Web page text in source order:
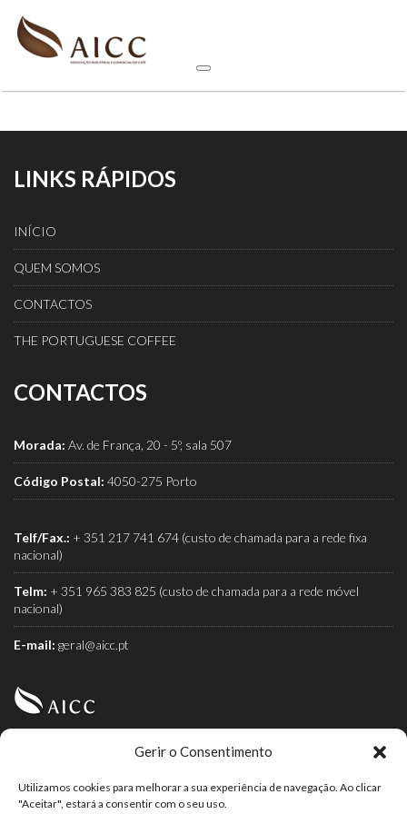
Gerir o Consentimento
Utilizamos cookies para melhorar a sua experiência de navegação. Ao clicar
"Aceitar", estará a consentir com o seu uso.
LINKS RÁPIDOS
INÍCIO
QUEM SOMOS
CONTACTOS
THE PORTUGUESE COFFEE
CONTACTOS
Morada: Av. de França, 20 - 5º, sala 507
Código Postal: 4050-275 Porto
Telf/Fax.: + 351 217 741 674 (custo de chamada para a rede fixa
nacional)
Telm: + 351 965 383 825 (custo de chamada para a rede móvel
nacional)
E-mail: geral@aicc.pt
AICC (Associação Industrial e Comercial do Café) é a
associação dos torrefactores de café.